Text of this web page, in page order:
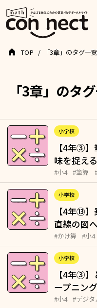
「3章」のタ
TOP 「3章」のタグ一覧
小学校
【4年③
味を捉える
#小4 #筆算
小学校
【4年⑬
直線の図
#かけ算 #小4
小学校
【4年③
ープニン
#小4 #デジタ